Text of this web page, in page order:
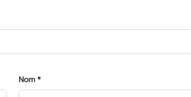
Nom *